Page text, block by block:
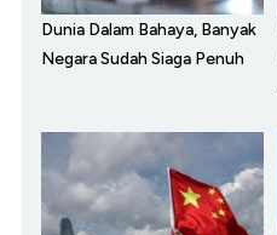
Dunia Dalam Bahaya, Banyak
Negara Sudah Siaga Penuh